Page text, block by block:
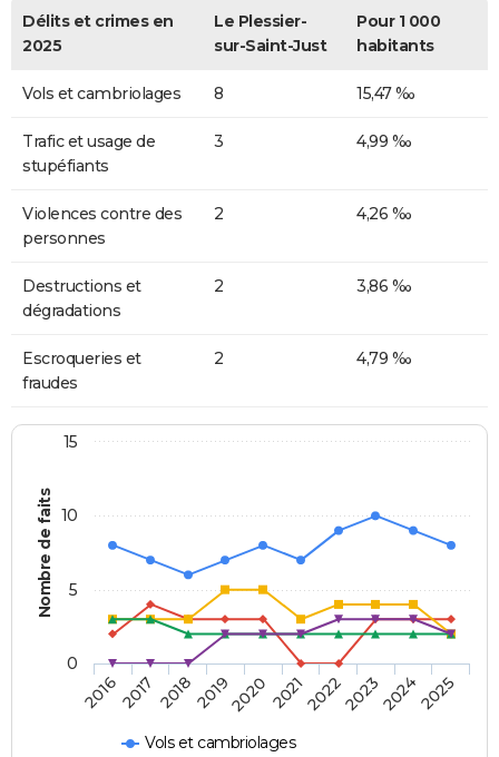
Délits et crimes en
2025
Le Plessier-
sur-Saint-Just
Pour 1 000
habitants
Vols et cambriolages 8 15,47 ‰
Trafic et usage de
stupéfiants
3 4,99 ‰
Violences contre des
personnes
2 4,26 ‰
Destructions et
dégradations
2 3,86 ‰
Escroqueries et
fraudes
2 4,79 ‰
Nombre de faits
Vols et cambriolages
20162017 20182019202020212022202320242025
0
5
10
15